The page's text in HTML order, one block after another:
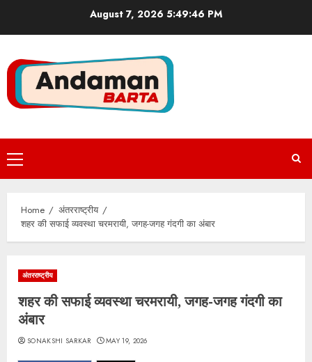
August 7, 20265:49:47 PM
Primary
Menu
Home
अंतरराष्ट्रीय
शहर की सफाई व्यवस्था चरमरायी, जगह-जगह गंदगी का अंबार
अंतरराष्ट्रीय
शहर की सफाई व्यवस्था चरमरायी, जगह-जगह गंदगी का
अंबार
SONAKSHI SARKAR MAY 19, 2026